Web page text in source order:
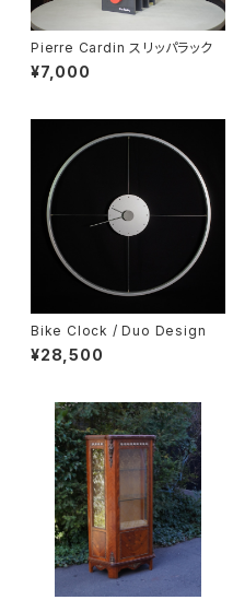
Pierre Cardin スリッパラック
¥7,000
Bike Clock / Duo Design
¥28,500